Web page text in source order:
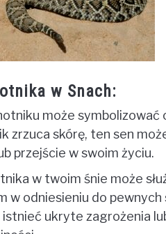
w Snach:
może symbolizować
zrzuca skórę, ten sen
przejście w swoim życiu.
w twoim śnie może
w odniesieniu do
ukryte zagrożenia